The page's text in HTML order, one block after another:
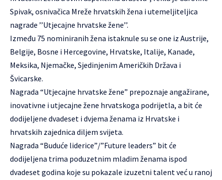
Spivak, osnivačica Mreže hrvatskih žena i utemeljiteljica
nagrade ’’Utjecajne hrvatske žene’’.
Između 75 nominiranih žena istaknule su se one iz Austrije,
Belgije, Bosne i Hercegovine, Hrvatske, Italije, Kanade,
Meksika, Njemačke, Sjedinjenim Američkih Država i
Švicarske.
Nagrada “Utjecajne hrvatske žene” prepoznaje angažirane,
inovativne i utjecajne žene hrvatskoga podrijetla, a bit će
dodijeljene dvadeset i dvjema ženama iz Hrvatske i
hrvatskih zajednica diljem svijeta.
Nagrada “Buduće liderice”/”Future leaders” bit će
dodijeljena trima poduzetnim mladim ženama ispod
dvadeset godina koje su pokazale izuzetni talent već u ranoj